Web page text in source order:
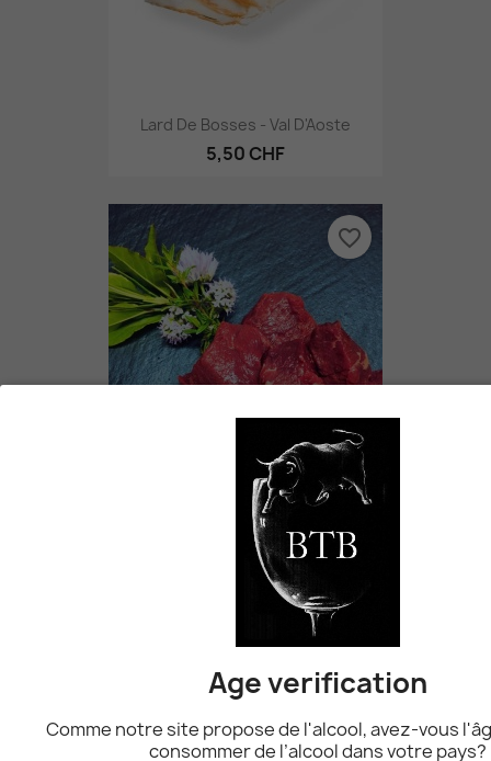
Lard De Bosses - Val D'Aoste
5,50 CHF
Ragout De Bœuf "Race...
14,60 CHF
favorite_border
favorite_border
Age verification
Comme notre site propose de l'alcool, avez-vous
consommer de l’alcool dans votre pays?